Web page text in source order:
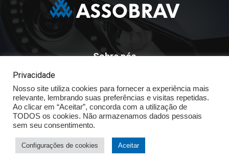
Sobre nós
ASSOBRAV - Associação Brasileira Dos Distribuidores
Volkswagen
Av. José Maria Whitaker n° 603 - Mirandópolis - São Paulo - SP
- CEP: 04057.900 - Fone: (11) - 5078.5400
Política de Privacidade
© ASSOBRAV 2025 - Todos os direitos reservados
Privacidade
Nosso site utiliza cookies para fornecer a experiência mais
relevante, lembrando suas preferências e visitas repetidas.
Ao clicar em “Aceitar”, concorda com a utilização de
TODOS os cookies. Não armazenamos dados pessoais
sem seu consentimento.
Configurações de cookies Aceitar